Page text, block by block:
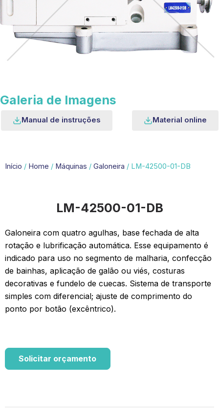
Galeria de Imagens
Manual de instruções Material online
Início / Home / Máquinas / Galoneira / LM-42500-01-DB
LM-42500-01-DB
Galoneira com quatro agulhas, base fechada de alta
rotação e lubrificação automática. Esse equipamento é
indicado para uso no segmento de malharia, confecção
de bainhas, aplicação de galão ou viés, costuras
decorativas e fundelo de cuecas. Sistema de transporte
simples com diferencial; ajuste de comprimento do
ponto por botão (excêntrico).
Solicitar orçamento